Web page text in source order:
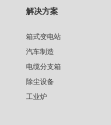
解决方案
箱式变电站
汽车制造
电缆分支箱
除尘设备
工业炉